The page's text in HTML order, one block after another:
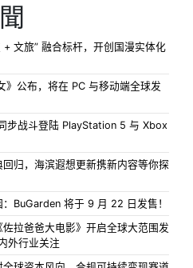
+ 文旅” 融合标杆，开创国漫实体化
》公布，将在 PC 与移动端全球发
步战斗登陆 PlayStation 5 与 Xbox
回归，海滨遐想更新携新内容等你探
BuGarden 将于 9 月 22 日发售！
拉爸爸大电影》开启全球大范围发
外行业关注